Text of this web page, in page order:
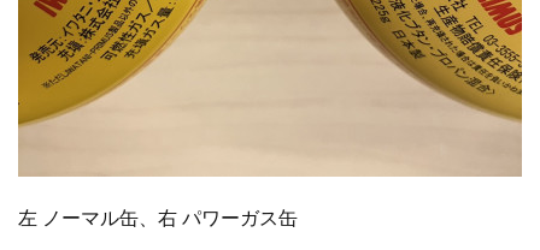
左 ノーマル缶、右 パワーガス缶